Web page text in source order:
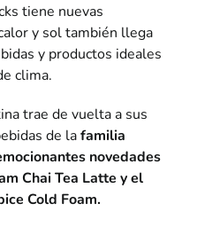
tiene nuevas
y sol también llega
y productos ideales
clima.
trae de vuelta a sus
de lafamilia
novedades
Chai Tea Latte y el
Cold Foam.